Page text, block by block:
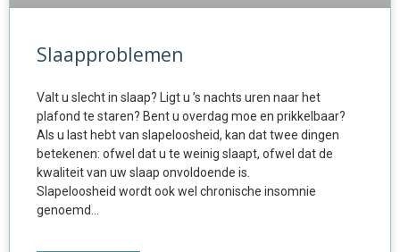
Slaapproblemen
Valt u slecht in slaap? Ligt u ’s nachts uren naar het
plafond te staren? Bent u overdag moe en prikkelbaar?
Als u last hebt van slapeloosheid, kan dat twee dingen
betekenen: ofwel dat u te weinig slaapt, ofwel dat de
kwaliteit van uw slaap onvoldoende is.
Slapeloosheid wordt ook wel chronische insomnie
genoemd…